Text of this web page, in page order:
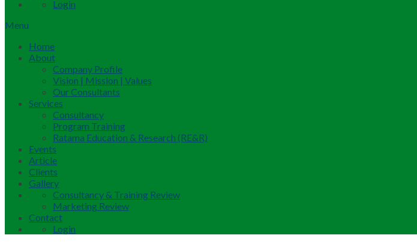
Login
Menu
Home
About
Company Profile
Vision | Mission | Values
Our Consultants
Services
Consultancy
Program Training
Ratama Education & Research (RE&R)
Events
Article
Clients
Gallery
Consultancy & Training Review
Marketing Review
Contact
Login